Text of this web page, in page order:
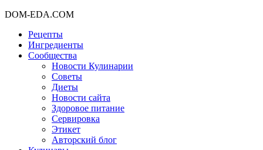
DOM-EDA.COM
Рецепты
Ингредиенты
Сообщества
Новости Кулинарии
Советы
Диеты
Новости сайта
Здоровое питание
Сервировка
Этикет
Авторский блог